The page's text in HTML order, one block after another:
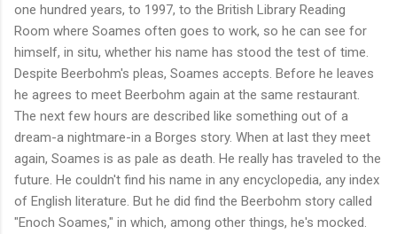
one hundred years, to 1997, to the British Library Reading
Room where Soames often goes to work, so he can see for
himself, in situ, whether his name has stood the test of time.
Despite Beerbohm's pleas, Soames accepts. Before he leaves
he agrees to meet Beerbohm again at the same restaurant.
The next few hours are described like something out of a
dream-a nightmare-in a Borges story. When at last they meet
again, Soames is as pale as death. He really has traveled to the
future. He couldn't find his name in any encyclopedia, any index
of English literature. But he did find the Beerbohm story called
"Enoch Soames," in which, among other things, he's mocked.